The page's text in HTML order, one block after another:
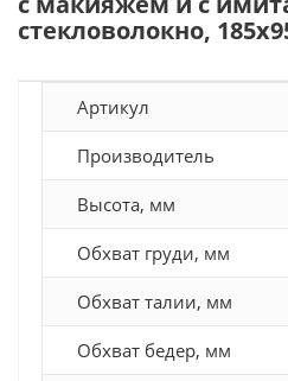
стекловолокно,
Артикул
Производитель
Высота, мм
Обхват груди, мм
Обхват талии, мм
Обхват бедер, мм